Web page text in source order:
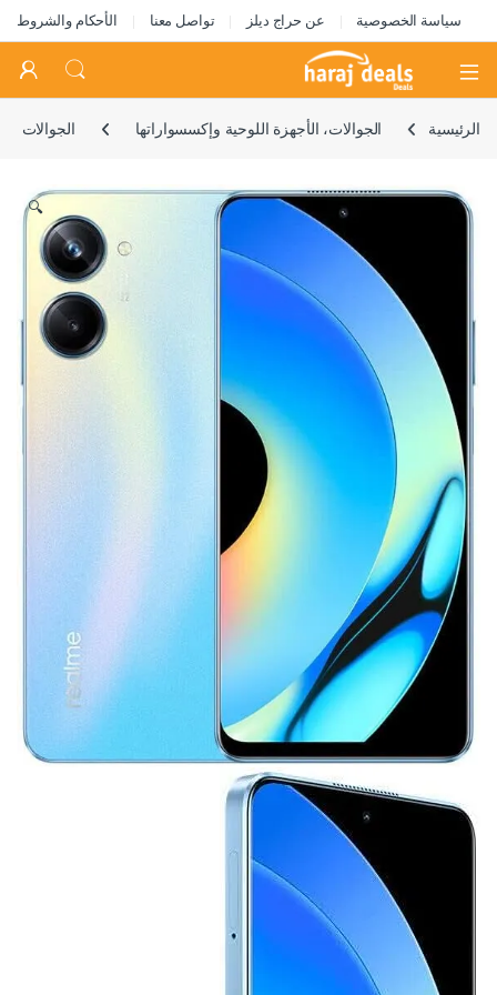
سياسة الخصوصية عن حراج ديلز تواصل معنا الأحكام والشروط
Open
الرئيسية الجوالات، الأجهزة اللوحية وإكسسواراتها الجوالات
🔍